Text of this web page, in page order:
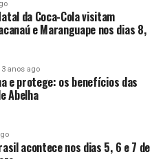
da Coca-Cola visitam
e Maranguape nos dias 8,
3 anos ago
e protege: os benefícios das
Abelha
acontece nos dias 5, 6 e 7 de